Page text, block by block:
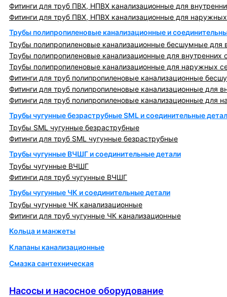
Фитинги для труб ПВХ, НПВХ канализационные для
Фитинги для труб ПВХ, НПВХ канализационные для
Трубы полипропиленовые канализационные и
Трубы полипропиленовые канализационные бесшумные для
Трубы полипропиленовые канализационные для внутренних
Трубы полипропиленовые канализационные для наружных
Фитинги для труб полипропиленовые канализационные
Фитинги для труб полипропиленовые канализационные для
Фитинги для труб полипропиленовые канализационные для
Трубы чугунные безраструбные SML и соединительные
Трубы SML чугунные безраструбные
Фитинги для труб SML чугунные безраструбные
Трубы чугунные ВЧШГ и соединительные детали
Трубы чугунные ВЧШГ
Фитинги для труб чугунные ВЧШГ
Трубы чугунные ЧК и соединительные детали
Трубы чугунные ЧК канализационные
Фитинги для труб чугунные ЧК канализационные
Кольца и манжеты
Клапаны канализационные
Смазка сантехническая
Насосы и насосное оборудование